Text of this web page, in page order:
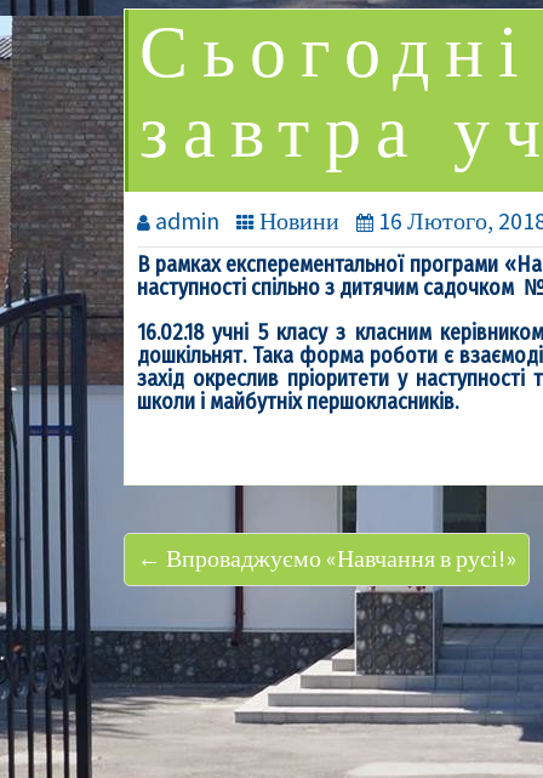
завтра
admin Новини 16 Лютого,
В рамках експерементальної програми
наступності спільно з дитячим садочком
16.02.18 учні 5 класу з класним
дошкільнят. Така форма роботи є
захід окреслив пріоритети у
школи і майбутніх першокласників.
← Впроваджуємо «Навчання в русі!»